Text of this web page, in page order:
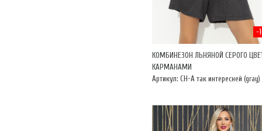
-
КОМБИНЕЗОН ЛЬНЯНОЙ СЕРОГО
КАРМАНАМИ
Артикул: CH-А так интересней (gray)